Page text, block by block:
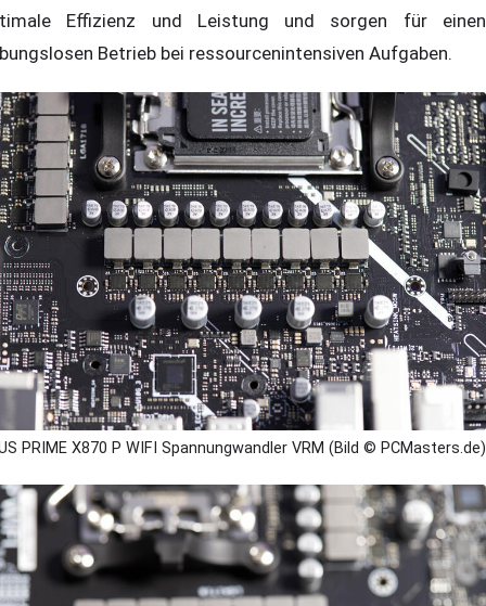
Effizienz und Leistung und sorgen für einen
Betrieb bei ressourcenintensiven Aufgaben.
PRIME X870 P WIFI Spannungwandler VRM (Bild © PCMasters.de)